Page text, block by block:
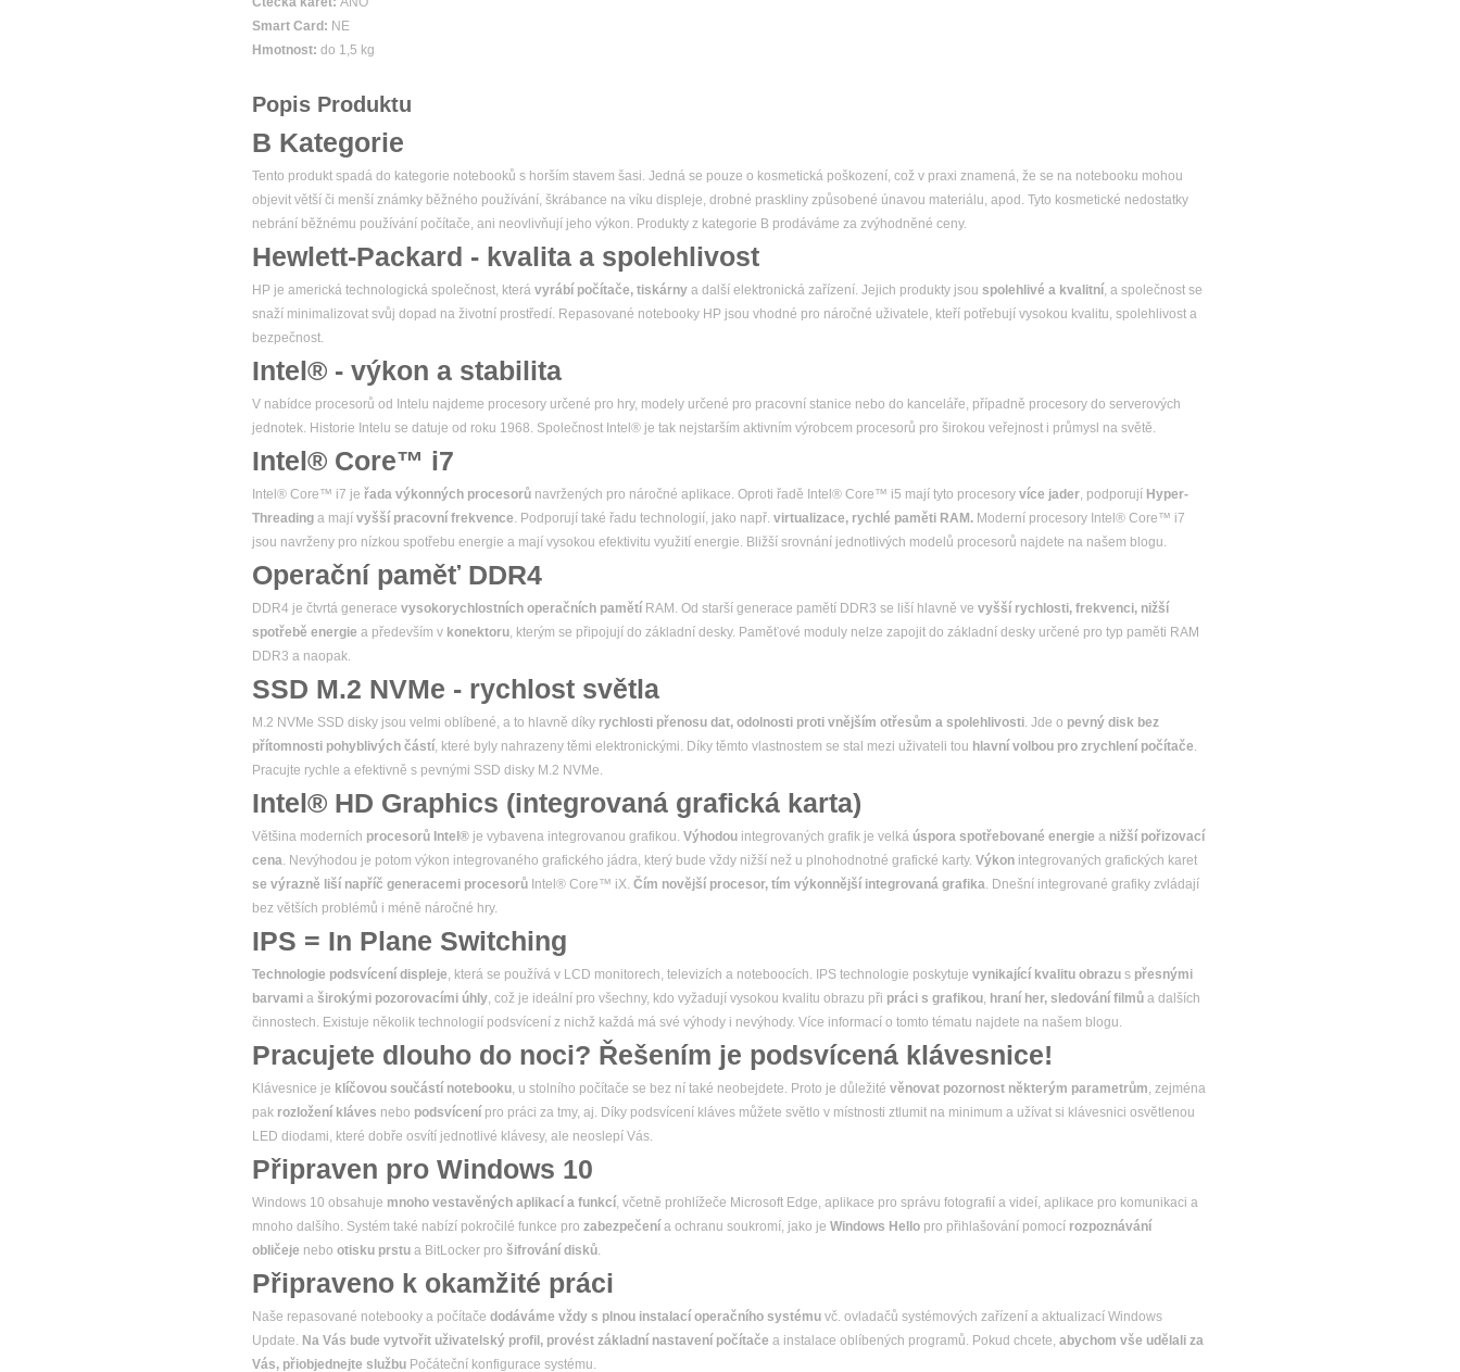
Smart Card: NE
Hmotnost: do 1,5 kg
Popis Produktu
B Kategorie
Tento produkt spadá do kategorie notebooků s horším stavem šasi. Jedná se pouze o kosmetická poškození, což v praxi znamená, že se na notebooku mohou
objevit větší či menší známky běžného používání, škrábance na víku displeje, drobné praskliny způsobené únavou materiálu, apod. Tyto kosmetické nedostatky
nebrání běžnému používání počítače, ani neovlivňují jeho výkon. Produkty z kategorie B prodáváme za zvýhodněné ceny.
Hewlett-Packard - kvalita a spolehlivost
HP je americká technologická společnost, která vyrábí počítače, tiskárny a další elektronická zařízení. Jejich produkty jsou spolehlivé a kvalitní, a společnost se
snaží minimalizovat svůj dopad na životní prostředí. Repasované notebooky HP jsou vhodné pro náročné uživatele, kteří potřebují vysokou kvalitu, spolehlivost a
bezpečnost.
Intel® - výkon a stabilita
V nabídce procesorů od Intelu najdeme procesory určené pro hry, modely určené pro pracovní stanice nebo do kanceláře, případně procesory do serverových
jednotek. Historie Intelu se datuje od roku 1968. Společnost Intel® je tak nejstarším aktivním výrobcem procesorů pro širokou veřejnost i průmysl na světě.
Intel® Core™ i7
Intel® Core™ i7 je řada výkonných procesorů navržených pro náročné aplikace. Oproti řadě Intel® Core™ i5 mají tyto procesory více jader, podporují Hyper-
Threading a mají vyšší pracovní frekvence. Podporují také řadu technologií, jako např. virtualizace, rychlé paměti RAM. Moderní procesory Intel® Core™ i7
jsou navrženy pro nízkou spotřebu energie a mají vysokou efektivitu využití energie. Bližší srovnání jednotlivých modelů procesorů najdete na našem blogu.
Operační paměť DDR4
DDR4 je čtvrtá generace vysokorychlostních operačních pamětí RAM. Od starší generace pamětí DDR3 se liší hlavně ve vyšší rychlosti, frekvenci, nižší
spotřebě energie a především v konektoru, kterým se připojují do základní desky. Paměťové moduly nelze zapojit do základní desky určené pro typ paměti RAM
DDR3 a naopak.
SSD M.2 NVMe - rychlost světla
M.2 NVMe SSD disky jsou velmi oblíbené, a to hlavně díky rychlosti přenosu dat, odolnosti proti vnějším otřesům a spolehlivosti. Jde o pevný disk bez
přítomnosti pohyblivých částí, které byly nahrazeny těmi elektronickými. Díky těmto vlastnostem se stal mezi uživateli tou hlavní volbou pro zrychlení počítače.
Pracujte rychle a efektivně s pevnými SSD disky M.2 NVMe.
Intel® HD Graphics (integrovaná grafická karta)
Většina moderních procesorů Intel® je vybavena integrovanou grafikou. Výhodou integrovaných grafik je velká úspora spotřebované energie a nižší pořizovací
cena. Nevýhodou je potom výkon integrovaného grafického jádra, který bude vždy nižší než u plnohodnotné grafické karty. Výkon integrovaných grafických karet
se výrazně liší napříč generacemi procesorů Intel® Core™ iX. Čím novější procesor, tím výkonnější integrovaná grafika. Dnešní integrované grafiky zvládají
bez větších problémů i méně náročné hry.
IPS = In Plane Switching
Technologie podsvícení displeje, která se používá v LCD monitorech, televizích a noteboocích. IPS technologie poskytuje vynikající kvalitu obrazu s přesnými
barvami a širokými pozorovacími úhly, což je ideální pro všechny, kdo vyžadují vysokou kvalitu obrazu při práci s grafikou, hraní her, sledování filmů a dalších
činnostech. Existuje několik technologií podsvícení z nichž každá má své výhody i nevýhody. Více informací o tomto tématu najdete na našem blogu.
Pracujete dlouho do noci? Řešením je podsvícená klávesnice!
Klávesnice je klíčovou součástí notebooku, u stolního počítače se bez ní také neobejdete. Proto je důležité věnovat pozornost některým parametrům, zejména
pak rozložení kláves nebo podsvícení pro práci za tmy, aj. Díky podsvícení kláves můžete světlo v místnosti ztlumit na minimum a užívat si klávesnici osvětlenou
LED diodami, které dobře osvítí jednotlivé klávesy, ale neoslepí Vás.
Připraven pro Windows 10
Windows 10 obsahuje mnoho vestavěných aplikací a funkcí, včetně prohlížeče Microsoft Edge, aplikace pro správu fotografií a videí, aplikace pro komunikaci a
mnoho dalšího. Systém také nabízí pokročilé funkce pro zabezpečení a ochranu soukromí, jako je Windows Hello pro přihlašování pomocí rozpoznávání
obličeje nebo otisku prstu a BitLocker pro šifrování disků.
Připraveno k okamžité práci
Naše repasované notebooky a počítače dodáváme vždy s plnou instalací operačního systému vč. ovladačů systémových zařízení a aktualizací Windows
Update. Na Vás bude vytvořit uživatelský profil, provést základní nastavení počítače a instalace oblíbených programů. Pokud chcete, abychom vše udělali za
Vás, přiobjednejte službu Počáteční konfigurace systému.